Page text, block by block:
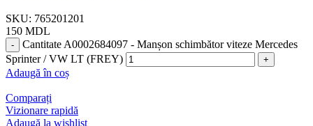
SKU: 765201201
150 MDL
Cantitate A0002684097 - Manșon schimbător viteze Mercedes
Sprinter / VW LT (FREY)
Adaugă în coș
Comparați
Vizionare rapidă
Adaugă la wishlist